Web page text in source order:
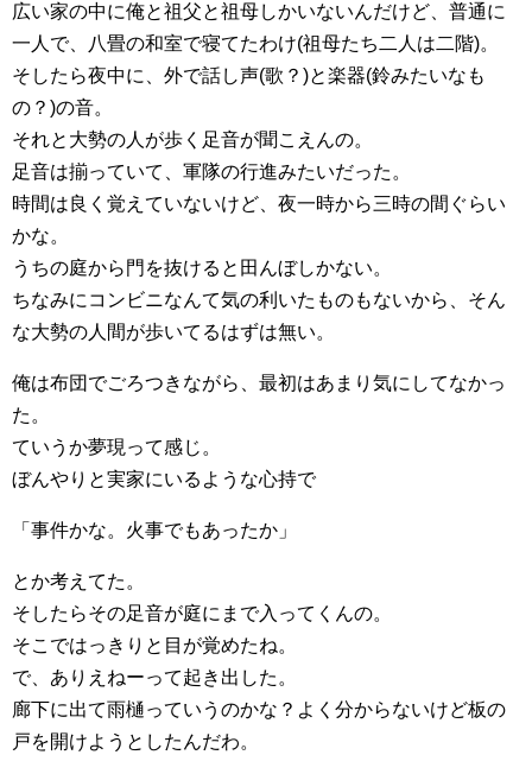
広い家の中に俺と祖父と祖母しかいないんだけど、普通に
一人で、八畳の和室で寝てたわけ(祖母たち二人は二階)。
そしたら夜中に、外で話し声(歌？)と楽器(鈴みたいなも
の？)の音。
それと大勢の人が歩く足音が聞こえんの。
足音は揃っていて、軍隊の行進みたいだった。
時間は良く覚えていないけど、夜一時から三時の間ぐらい
かな。
うちの庭から門を抜けると田んぼしかない。
ちなみにコンビニなんて気の利いたものもないから、そん
な大勢の人間が歩いてるはずは無い。
俺は布団でごろつきながら、最初はあまり気にしてなかっ
た。
ていうか夢現って感じ。
ぼんやりと実家にいるような心持で
「事件かな。火事でもあったか」
とか考えてた。
そしたらその足音が庭にまで入ってくんの。
そこではっきりと目が覚めたね。
で、ありえねーって起き出した。
廊下に出て雨樋っていうのかな？よく分からないけど板の
戸を開けようとしたんだわ。